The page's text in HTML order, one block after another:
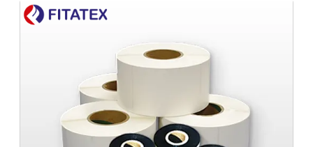
Fornecedor de etiqueta para código de
barra
Empresa de fabricação de sleeves